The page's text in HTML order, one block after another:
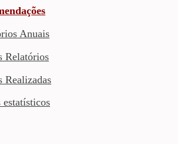
Anuais
Relatórios
Realizadas
estatísticos